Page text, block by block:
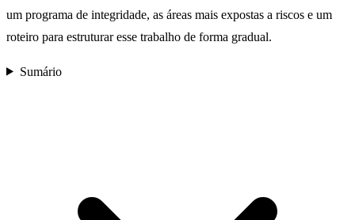
um programa de integridade, as áreas mais expostas a riscos e um
roteiro para estruturar esse trabalho de forma gradual.
Sumário